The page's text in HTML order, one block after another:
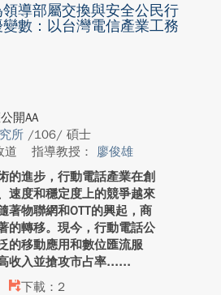
導部屬交換與安全公民行
數：以台灣電信產業工務
開AA
所 /106/ 碩士
道
指導教授： 廖俊雄
的進步，行動電話產業在創
速度和穩定度上的競爭越來
著物聯網和OTT的興起，商
的轉移。現今，行動電話公
的移動應用和數位匯流服
收入並搶攻市占率...
下載：2